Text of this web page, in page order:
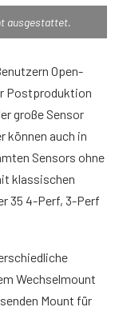
ausgestattet.
Open-
Postproduktion
große Sensor
können auch in
Sensors ohne
klassischen
35 4-Perf, 3-Perf
Wechselmount
Mount für